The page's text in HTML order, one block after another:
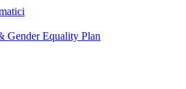
Gender Equality Plan